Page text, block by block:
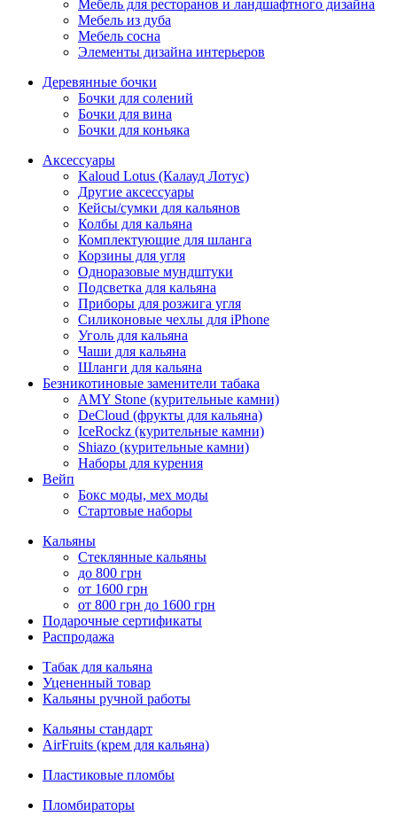
Мебель для ресторанов и ландшафтного дизайна
Мебель из дуба
Мебель сосна
Элементы дизайна интерьеров
Деревянные бочки
Бочки для солений
Бочки для вина
Бочки для коньяка
Аксессуары
Kaloud Lotus (Калауд Лотус)
Другие аксессуары
Кейсы/сумки для кальянов
Колбы для кальяна
Комплектующие для шланга
Корзины для угля
Одноразовые мундштуки
Подсветка для кальяна
Приборы для розжига угля
Силиконовые чехлы для iPhone
Уголь для кальяна
Чаши для кальяна
Шланги для кальяна
Безникотиновые заменители табака
AMY Stone (курительные камни)
DeCloud (фрукты для кальяна)
IceRockz (курительные камни)
Shiazo (курительные камни)
Наборы для курения
Вейп
Бокс моды, мех моды
Стартовые наборы
Кальяны
Стеклянные кальяны
до 800 грн
от 1600 грн
от 800 грн до 1600 грн
Подарочные сертификаты
Распродажа
Табак для кальяна
Уцененный товар
Кальяны ручной работы
Кальяны стандарт
AirFruits (крем для кальяна)
Пластиковые пломбы
Пломбираторы